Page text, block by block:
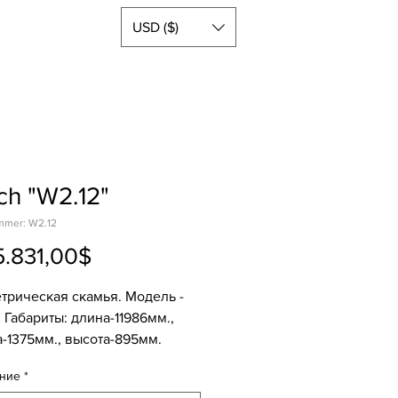
USD ($)
"W2.12"
W2.12
Sale-
скамья. Модель -
Габариты: длина-11986мм.,
1375мм., высота-895мм.
покрытая маслом
*